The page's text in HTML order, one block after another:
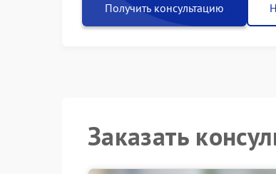
Получить консультацию
Заказать